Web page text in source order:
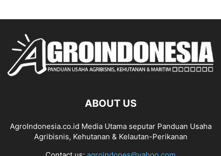
ABOUT US
AgroIndonesia.co.id Media Utama seputar Panduan Usaha
Agribisnis, Kehutanan & Kelautan-Perikanan